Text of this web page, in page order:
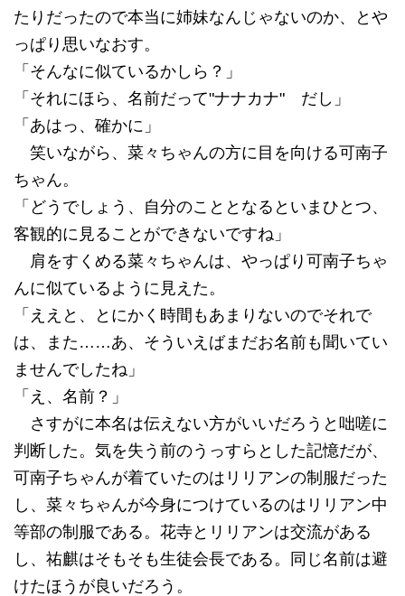
たりだったので本当に姉妹なんじゃないのか、とや
っぱり思いなおす。
「そんなに似ているかしら？」
「それにほら、名前だって"ナナカナ" だし」
「あはっ、確かに」
笑いながら、菜々ちゃんの方に目を向ける可南子
ちゃん。
「どうでしょう、自分のこととなるといまひとつ、
客観的に見ることができないですね」
肩をすくめる菜々ちゃんは、やっぱり可南子ちゃ
んに似ているように見えた。
「ええと、とにかく時間もあまりないのでそれで
は、また……あ、そういえばまだお名前も聞いてい
ませんでしたね」
「え、名前？」
さすがに本名は伝えない方がいいだろうと咄嗟に
判断した。気を失う前のうっすらとした記憶だが、
可南子ちゃんが着ていたのはリリアンの制服だった
し、菜々ちゃんが今身につけているのはリリアン中
等部の制服である。花寺とリリアンは交流がある
し、祐麒はそもそも生徒会長である。同じ名前は避
けたほうが良いだろう。